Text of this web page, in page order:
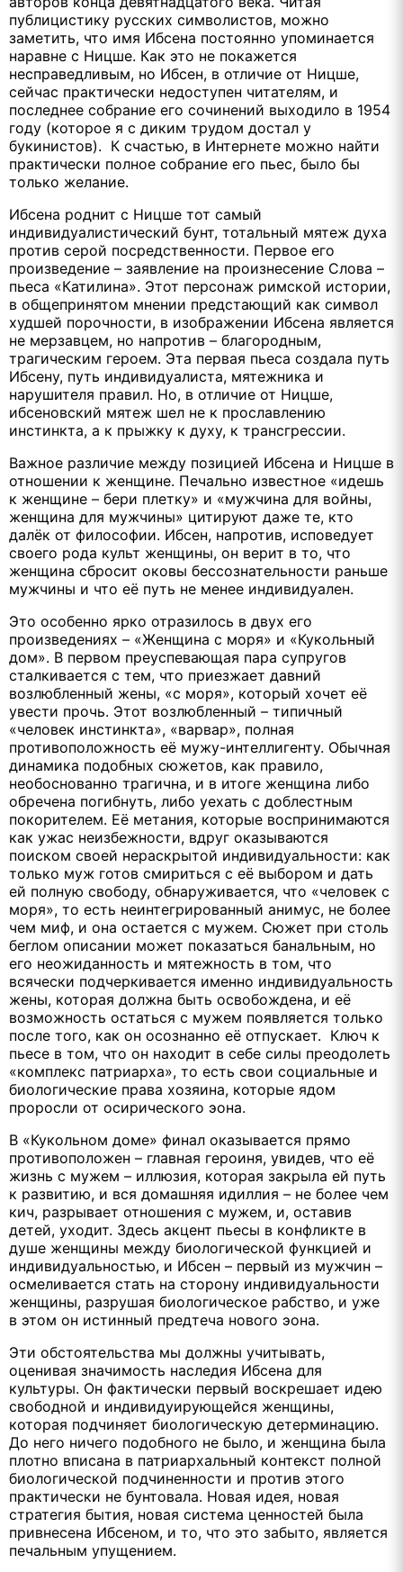
публицистику русских символистов, можно
заметить, что имя Ибсена постоянно упоминается
наравне с Ницше. Как это не покажется
несправедливым, но Ибсен, в отличие от Ницше,
сейчас практически недоступен читателям, и
последнее собрание его сочинений выходило в 1954
году (которое я с диким трудом достал у
букинистов). К счастью, в Интернете можно найти
практически полное собрание его пьес, было бы
только желание.
Ибсена роднит с Ницше тот самый
индивидуалистический бунт, тотальный мятеж духа
против серой посредственности. Первое его
произведение – заявление на произнесение Слова –
пьеса «Катилина». Этот персонаж римской истории,
в общепринятом мнении предстающий как символ
худшей порочности, в изображении Ибсена является
не мерзавцем, но напротив – благородным,
трагическим героем. Эта первая пьеса создала путь
Ибсену, путь индивидуалиста, мятежника и
нарушителя правил. Но, в отличие от Ницше,
ибсеновский мятеж шел не к прославлению
инстинкта, а к прыжку к духу, к трансгрессии.
Важное различие между позицией Ибсена и Ницше в
отношении к женщине. Печально известное «идешь
к женщине – бери плетку» и «мужчина для войны,
женщина для мужчины» цитируют даже те, кто
далёк от философии. Ибсен, напротив, исповедует
своего рода культ женщины, он верит в то, что
женщина сбросит оковы бессознательности раньше
мужчины и что её путь не менее индивидуален.
Это особенно ярко отразилось в двух его
произведениях – «Женщина с моря» и «Кукольный
дом». В первом преуспевающая пара супругов
сталкивается с тем, что приезжает давний
возлюбленный жены, «с моря», который хочет её
увести прочь. Этот возлюбленный – типичный
«человек инстинкта», «варвар», полная
противоположность её мужу-интеллигенту. Обычная
динамика подобных сюжетов, как правило,
необоснованно трагична, и в итоге женщина либо
обречена погибнуть, либо уехать с доблестным
покорителем. Её метания, которые воспринимаются
как ужас неизбежности, вдруг оказываются
поиском своей нераскрытой индивидуальности: как
только муж готов смириться с её выбором и дать
ей полную свободу, обнаруживается, что «человек с
моря», то есть неинтегрированный анимус, не более
чем миф, и она остается с мужем. Сюжет при столь
беглом описании может показаться банальным, но
его неожиданность и мятежность в том, что
всячески подчеркивается именно индивидуальность
жены, которая должна быть освобождена, и её
возможность остаться с мужем появляется только
после того, как он осознанно её отпускает. Ключ к
пьесе в том, что он находит в себе силы преодолеть
«комплекс патриарха», то есть свои социальные и
биологические права хозяина, которые ядом
проросли от осирического эона.
В «Кукольном доме» финал оказывается прямо
противоположен – главная героиня, увидев, что её
жизнь с мужем – иллюзия, которая закрыла ей путь
к развитию, и вся домашняя идиллия – не более чем
кич, разрывает отношения с мужем, и, оставив
детей, уходит. Здесь акцент пьесы в конфликте в
душе женщины между биологической функцией и
индивидуальностью, и Ибсен – первый из мужчин –
осмеливается стать на сторону индивидуальности
женщины, разрушая биологическое рабство, и уже
в этом он истинный предтеча нового эона.
Эти обстоятельства мы должны учитывать,
оценивая значимость наследия Ибсена для
культуры. Он фактически первый воскрешает идею
свободной и индивидуирующейся женщины,
которая подчиняет биологическую детерминацию.
До него ничего подобного не было, и женщина была
плотно вписана в патриархальный контекст полной
биологической подчиненности и против этого
практически не бунтовала. Новая идея, новая
стратегия бытия, новая система ценностей была
привнесена Ибсеном, и то, что это забыто, является
печальным упущением.